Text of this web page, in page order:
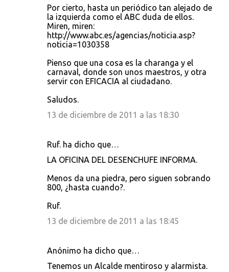
Por cierto, hasta un periódico tan alejado de
la izquierda como el ABC duda de ellos.
Miren, miren:
http://www.abc.es/agencias/noticia.asp?
noticia=1030358
Pienso que una cosa es la charanga y el
carnaval, donde son unos maestros, y otra
servir con EFICACIA al ciudadano.
Saludos.
13 de diciembre de 2011 a las 18:30
Ruf. ha dicho que…
LA OFICINA DEL DESENCHUFE INFORMA.
Menos da una piedra, pero siguen sobrando
800, ¿hasta cuando?.
Ruf.
13 de diciembre de 2011 a las 18:45
Anónimo ha dicho que…
Tenemos un Alcalde mentiroso y alarmista.